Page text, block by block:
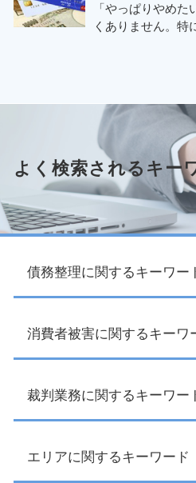
「やっぱりやめ
くありません。
よく検索されるキー
債務整理に関するキーワー
ブラックリスト 期間
民事再生 条件
民事再生 デメリット
自己破産 手続き 費用
消費者被害に関するキーワ
点検商法
訪問販売 違法
情報商材 クーリングオフ
裁判業務に関するキーワー
強制 競売
立ち退き料 相場
エリアに関するキーワード